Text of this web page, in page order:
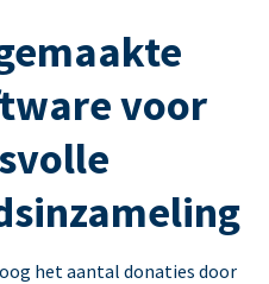
voor
het aantal donaties door